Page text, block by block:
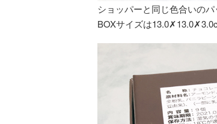
ショッパーと同じ色合いの
BOXサイズは